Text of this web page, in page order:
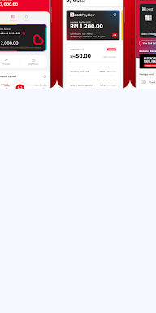
Boost PayFlex für
Rechnungen und
BoostUP sammelt